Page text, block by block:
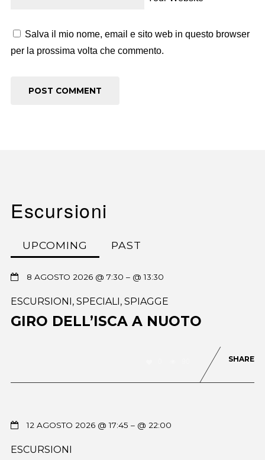
Salva il mio nome, email e sito web in questo browser
per la prossima volta che commento.
Escursioni
UPCOMING PAST
8 AGOSTO 2026 @ 7:30 – @ 13:30
ESCURSIONI, SPECIALI, SPIAGGE
GIRO DELL’ISCA A NUOTO
SHARE
12 AGOSTO 2026 @ 17:45 – @ 22:00
ESCURSIONI